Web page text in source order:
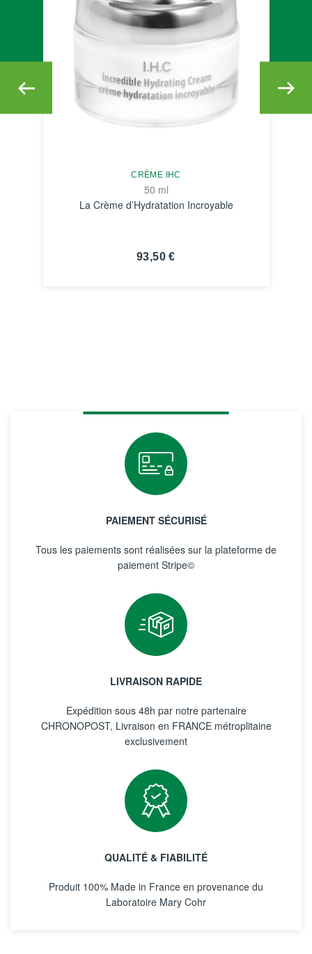
CRÈME IHC
50 ml
La Crème d’Hydratation Incroyable
93,50 €
PAIEMENT SÉCURISÉ
Tous les paiements sont réalisées sur la plateforme de
paiement Stripe©
LIVRAISON RAPIDE
Expédition sous 48h par notre partenaire
CHRONOPOST, Livraison en FRANCE métroplitaine
exclusivement
QUALITÉ & FIABILITÉ
Produit 100% Made in France en provenance du
Laboratoire Mary Cohr